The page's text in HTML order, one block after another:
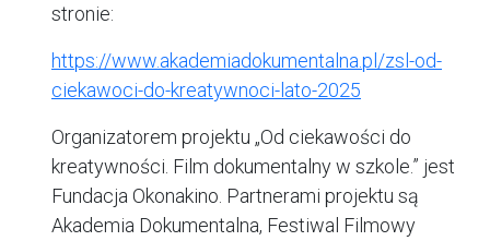
stronie:
https://www.akademiadokumentalna.pl/zsl-od-
ciekawoci-do-kreatywnoci-lato-2025
Organizatorem projektu „Od ciekawości do
kreatywności. Film dokumentalny w szkole.” jest
Fundacja Okonakino. Partnerami projektu są
Akademia Dokumentalna, Festiwal Filmowy